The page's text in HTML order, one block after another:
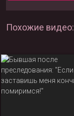
Похожие видео: